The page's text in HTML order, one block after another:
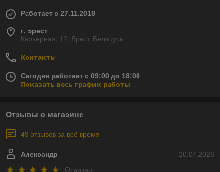
Работает с 27.11.2018
г. Брест
Карьерная, 12, Брест, Беларусь
Контакты
Сегодня работает с 09:00 до 18:00
Показать весь график работы
Отзывы о магазине
49 отзывов за всё время
20.07.2026
Александр
Отлично